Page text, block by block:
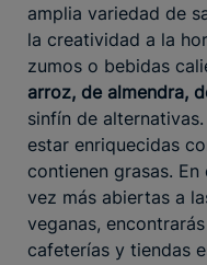
amplia variedad de
la creatividad a la
zumos o bebidas
arroz, de almendra,
sinfín de
estar enriquecidas
contienen grasas.
vez más abiertas a
veganas,
cafeterías y tiendas